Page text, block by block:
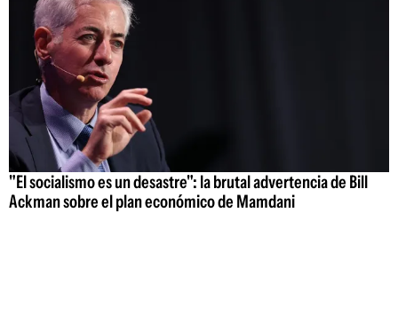
"El socialismo es un desastre": la brutal advertencia de Bill
Ackman sobre el plan económico de Mamdani